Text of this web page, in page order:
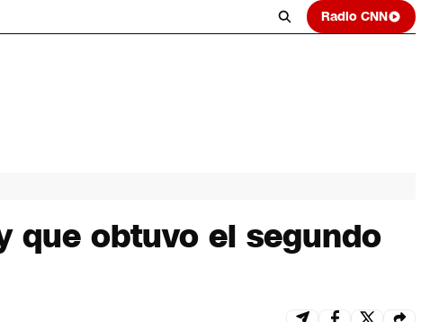
Radio CNN
que obtuvo el segundo